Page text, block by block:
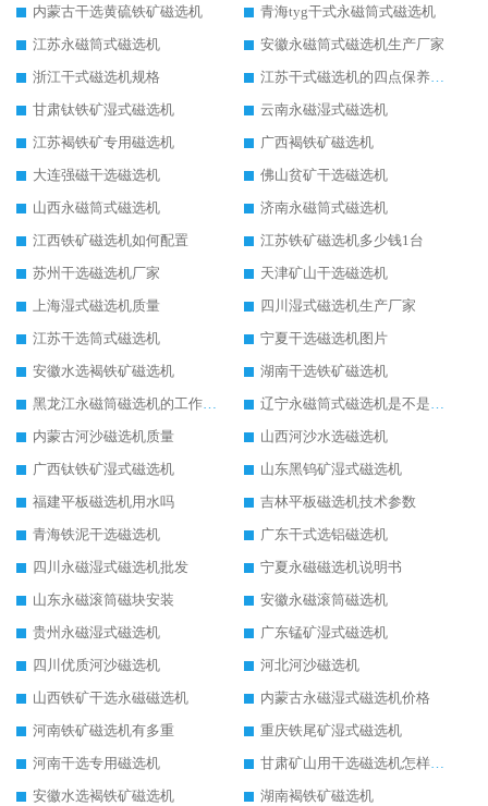
内蒙古干选黄硫铁矿磁选机
青海tyg干式永磁筒式磁选机
江苏永磁筒式磁选机
安徽永磁筒式磁选机生产厂家
浙江干式磁选机规格
江苏干式磁选机的四点保养秘籍
甘肃钛铁矿湿式磁选机
云南永磁湿式磁选机
江苏褐铁矿专用磁选机
广西褐铁矿磁选机
大连强磁干选磁选机
佛山贫矿干选磁选机
山西永磁筒式磁选机
济南永磁筒式磁选机
江西铁矿磁选机如何配置
江苏铁矿磁选机多少钱1台
苏州干选磁选机厂家
天津矿山干选磁选机
上海湿式磁选机质量
四川湿式磁选机生产厂家
江苏干选筒式磁选机
宁夏干选磁选机图片
安徽水选褐铁矿磁选机
湖南干选铁矿磁选机
黑龙江永磁筒磁选机的工作原理
辽宁永磁筒式磁选机是不是强磁
内蒙古河沙磁选机质量
山西河沙水选磁选机
广西钛铁矿湿式磁选机
山东黑钨矿湿式磁选机
福建平板磁选机用水吗
吉林平板磁选机技术参数
青海铁泥干选磁选机
广东干式选铝磁选机
四川永磁湿式磁选机批发
宁夏永磁磁选机说明书
山东永磁滚筒磁块安装
安徽永磁滚筒磁选机
贵州永磁湿式磁选机
广东锰矿湿式磁选机
四川优质河沙磁选机
河北河沙磁选机
山西铁矿干选永磁磁选机
内蒙古永磁湿式磁选机价格
河南铁矿磁选机有多重
重庆铁尾矿湿式磁选机
河南干选专用磁选机
甘肃矿山用干选磁选机怎样调磁
安徽水选褐铁矿磁选机
湖南褐铁矿磁选机